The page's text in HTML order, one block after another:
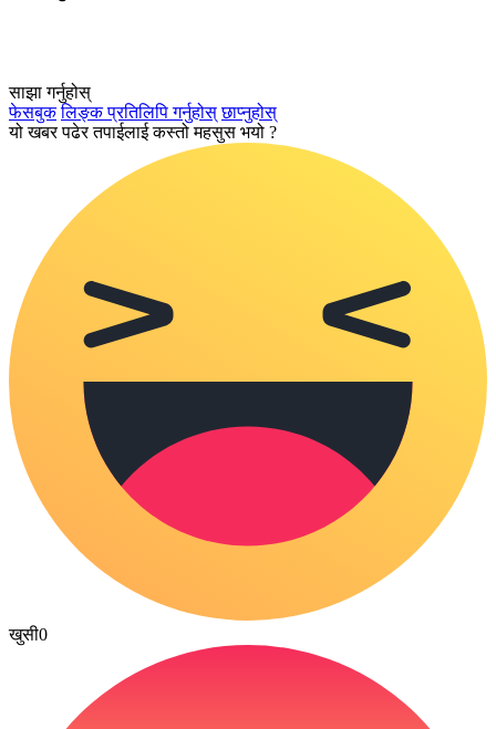
साझा गर्नुहोस्
फेसबुक लिङ्क प्रतिलिपि गर्नुहोस् छाप्नुहोस्
यो खबर पढेर तपाईलाई कस्तो महसुस भयो ?
खुसी0